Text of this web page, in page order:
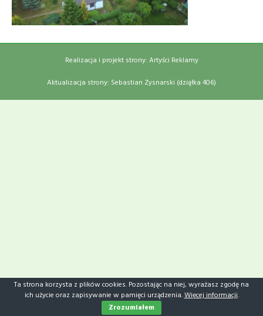
Realizacja i projekt strony: Artyści Reklamy
Aktualizacja strony: Sebastian Zysnarski (dziąłka 406)
Ta strona korzysta z plików cookies. Pozostając na niej, wyrażasz zgodę na
ich użycie oraz zapisywanie w pamięci urządzenia.Więcej informacji.
Zrozumiałem